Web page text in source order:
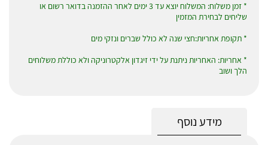
* זמן משלוח: המשלוח יוצא עד 3 ימים לאחר ההזמנה בדואר רשום או
שליחים לבחירת המזמין
* תקופת אחריות:חצי שנה לא כולל שברים ונזקי מים
* אחריות: האחריות ניתנת על ידי זיגדון אלקטרוניקה ולא כוללת משלוחים
הלך ושוב
מידע נוסף